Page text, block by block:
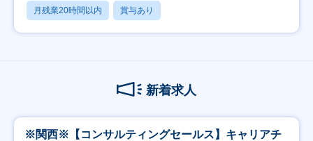
月残業20時間以内 賞与あり
新着求人
※関西※【コンサルティングセールス】キャリアチ